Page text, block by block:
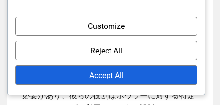
支える役割を果たすか、得点を加速させる役割を
T20クリケットは迅速な得点と攻撃的な戦術を強
調し、すべてのオーバーで得点を最大化すること
に焦点を当てます。選手はしばしばリスクを取る
必要があり、彼らの役割はボウラーに対する特定
Customize
Reject All
Accept All